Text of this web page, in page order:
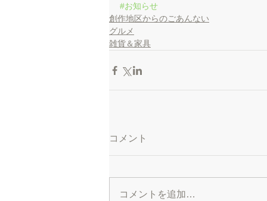
#お知らせ
創作地区からのごあんない
グルメ
雑貨＆家具
コメント
コメントを追加…